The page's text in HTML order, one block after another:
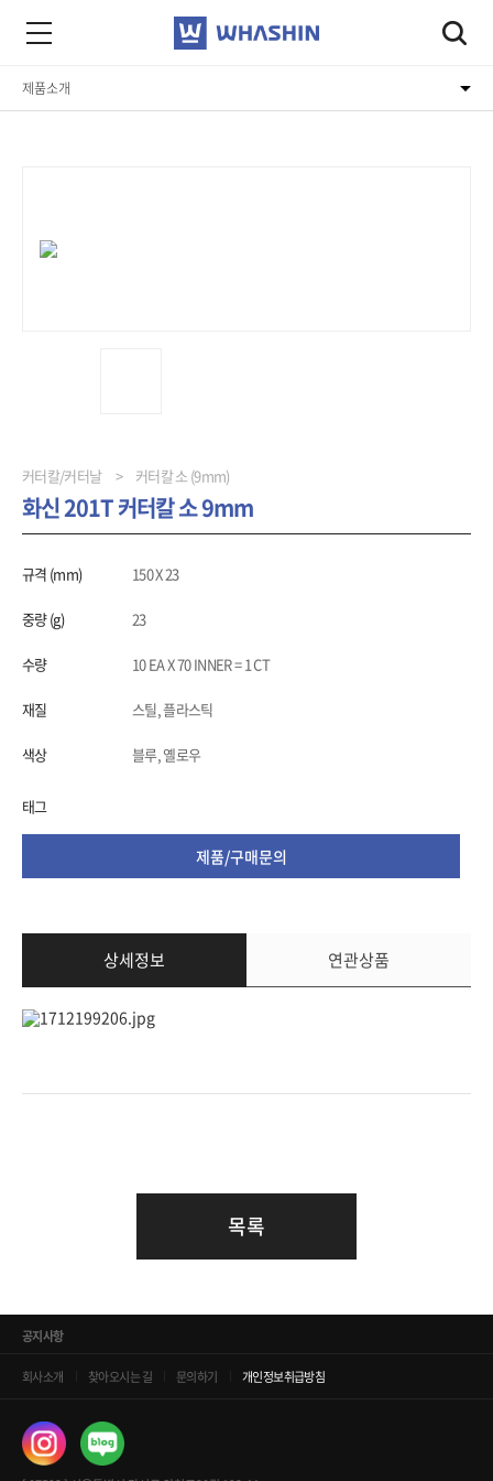
제품소개
커터칼/커터날 커터칼 소 (9mm)
화신 201T 커터칼 소 9mm
규격 (mm) 150 X 23
중량 (g) 23
수량 10 EA X 70 INNER = 1 CT
재질 스틸, 플라스틱
색상 블루, 옐로우
태그
제품/구매문의
상세정보 연관상품
목록
공지사항
회사소개 찾아오시는 길 문의하기 개인정보취급방침